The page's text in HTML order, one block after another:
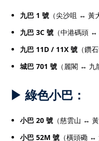
九巴 1 號 （尖沙咀 ↔ 黃
九巴 3C 號 （中港碼頭 ↔
九巴 11D / 11X 號 （鑽
城巴 701 號 （麗閣 ↔ 九
▶ 綠色小巴：
小巴 20 號 （慈雲山 ↔
小巴 52M 號 （橫頭磡 ↔